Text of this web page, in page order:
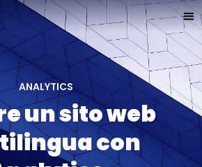
ANALYTICS
un sito web
con